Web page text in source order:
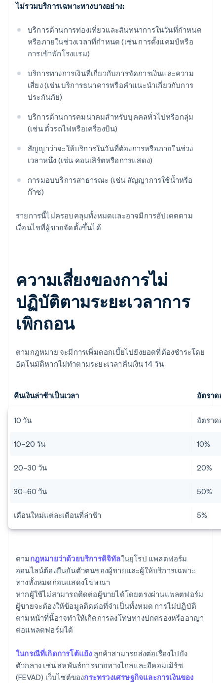
ไม่รวมบริการเฉพาะทางบางอย่าง:
บริการด้านการท่องเที่ยวและสันทนาการในวันที่กําหนด
หรือภายในช่วงเวลาที่กําหนด (เช่น การตั้งแคมป์หรือ
การเข้าพักโรงแรม)
บริการทางการเงินที่เกี่ยวกับการจัดการเงินและความ
เสี่ยง (เช่น บริการธนาคารหรือคําแนะนําเกี่ยวกับการ
ประกันภัย)
บริการด้านการคมนาคมสําหรับบุคคลทั่วไปหรือกลุ่ม
(เช่น ตั๋วรถไฟหรือเครื่องบิน)
สัญญาว่าจะให้บริการในวันที่ต้องการหรือภายในช่วง
เวลาหนึ่ง (เช่น คอนเสิร์ตหรือการแสดง)
การมอบบริการสาธารณะ (เช่น สัญญาการใช้น้ำหรือ
ก๊าซ)
รายการนี้ไม่ครอบคลุมทั้งหมดและอาจมีการอัปเดตตาม
เงื่อนไขที่ผู้ขายจัดตั้งขึ้นได้
ความเสี่ยงของการไม่
ปฏิบัติตามระยะเวลาการ
เพิกถอน
ตามกฎหมาย จะมีการเพิ่มดอกเบี้ยไปยังยอดที่ต้องชําระโดย
อัตโนมัติหากไม่ทำตามระยะเวลาคืนเงิน 14 วัน
คืนเงินล่าช้าเป็นเวลา อัตราด
10 วัน อัตรา
10–20 วัน 10%
20–30 วัน 20%
30–60 วัน 50%
เดือนใหม่แต่ละเดือนที่ล่าช้า 5%
ตามกฎหมายว่าด้วยบริการดิจิทัลในยุโรป แพลตฟอร์ม
ออนไลน์ต้องยืนยันตัวตนของผู้ขายและผู้ให้บริการเฉพาะ
ทางทั้งหมดก่อนแสดงโฆษณา
หากผู้ใช้ไม่สามารถติดต่อผู้ขายได้โดยตรงผ่านแพลตฟอร์ม
ผู้ขายจะต้องให้ข้อมูลติดต่อที่จําเป็นทั้งหมด การไม่ปฏิบัติ
ตามหน้าที่นี้อาจทําให้เกิดการลงโทษทางปกครองหรืออาญา
ต่อแพลตฟอร์มได้
ในกรณีที่เกิดการโต้แย้ง ลูกค้าสามารถส่งต่อเรื่องไปยัง
ตัวกลาง เช่น สหพันธ์การขายทางไกลและอีคอมเมิร์ซ
(FEVAD) เว็บไซต์ของกระทรวงเศรษฐกิจและการเงินของ